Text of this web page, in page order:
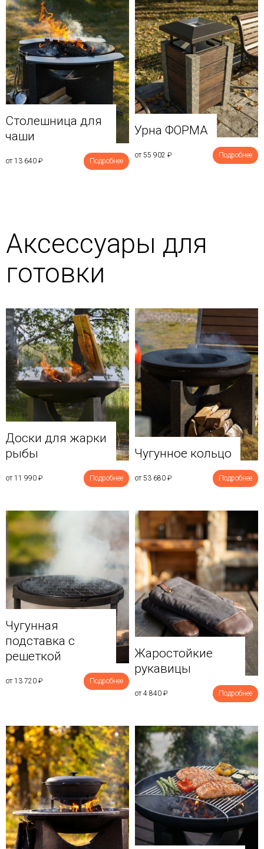
Столешница для
чаши
от 13 640 ₽ Подробнее
Урна ФОРМА
от 55 902 ₽ Подробнее
Аксессуары для
готовки
Доски для жарки
рыбы
от 11 990 ₽ Подробнее
Чугунное кольцо
от 53 680 ₽ Подробнее
Чугунная
подставка с
решеткой
от 13 720 ₽ Подробнее
Жаростойкие
рукавицы
от 4 840 ₽ Подробнее